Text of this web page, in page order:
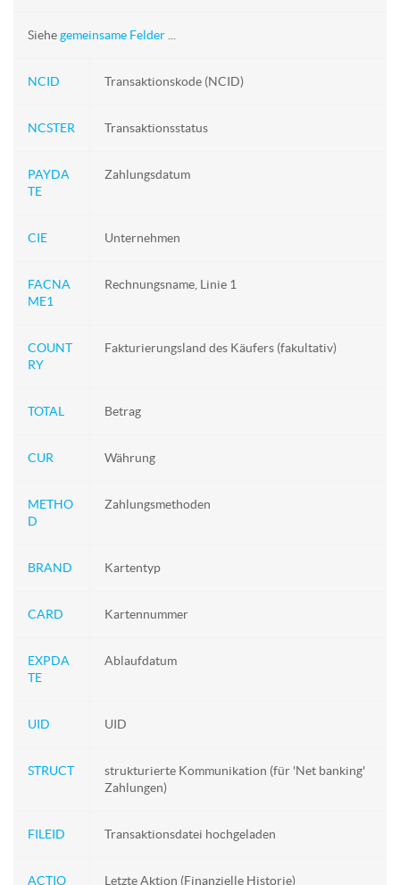
Siehegemeinsame Felder
NCID Transaktionskode (NCID)
NCSTER Transaktionsstatus
PAYDA
TE
Zahlungsdatum
CIE Unternehmen
FACNA
ME1
Rechnungsname, Linie 1
COUNT
RY
Fakturierungsland des Käufers (fakultativ)
TOTAL Betrag
CUR Währung
METHO
D
Zahlungsmethoden
BRAND Kartentyp
CARD Kartennummer
EXPDA
TE
Ablaufdatum
UID UID
STRUCT
strukturierte Kommunikation (für 'Net banking'
Zahlungen)
FILEID Transaktionsdatei hochgeladen
ACTIO
Letzte Aktion (Finanzielle Historie)